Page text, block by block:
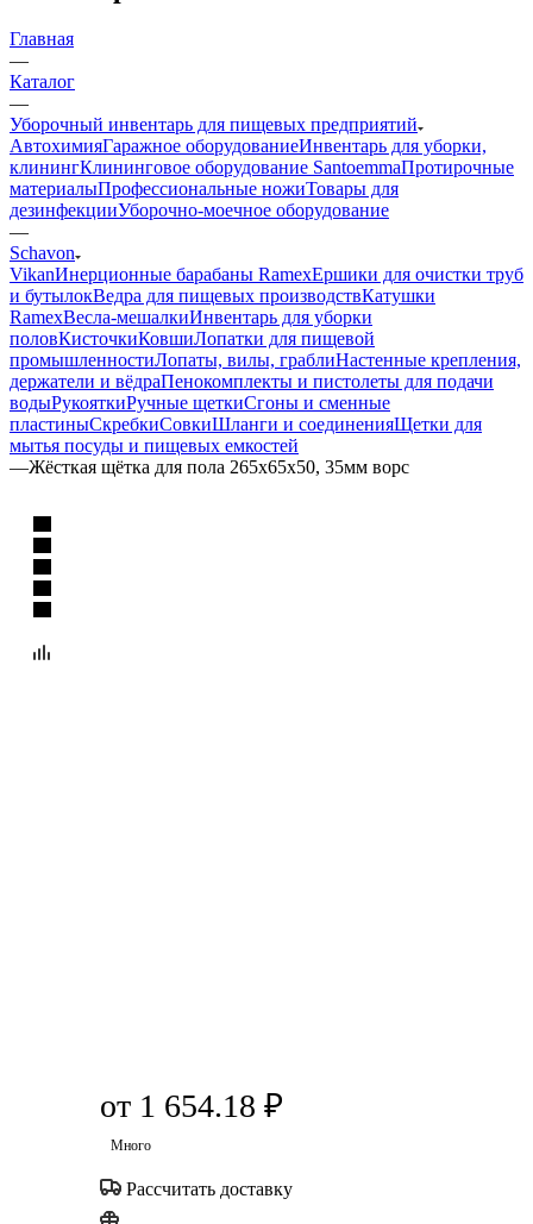
Главная
—
Каталог
—
Уборочный инвентарь для пищевых предприятий
АвтохимияГаражное оборудованиеИнвентарь для уборки,
клинингКлининговое оборудование SantoemmaПротирочные
материалыПрофессиональные ножиТовары для
дезинфекцииУборочно-моечное оборудование
—
Schavon
VikanИнерционные барабаны RamexЕршики для очистки труб
и бутылокВедра для пищевых производствКатушки
RamexВесла-мешалкиИнвентарь для уборки
половКисточкиКовшиЛопатки для пищевой
промышленностиЛопаты, вилы, граблиНастенные крепления,
держатели и вёдраПенокомплекты и пистолеты для подачи
водыРукояткиРучные щеткиСгоны и сменные
пластиныСкребкиСовкиШланги и соединенияЩетки для
мытья посуды и пищевых емкостей
—Жёсткая щётка для пола 265х65х50, 35мм ворс
от 1 654.18 ₽
Много
Рассчитать доставку